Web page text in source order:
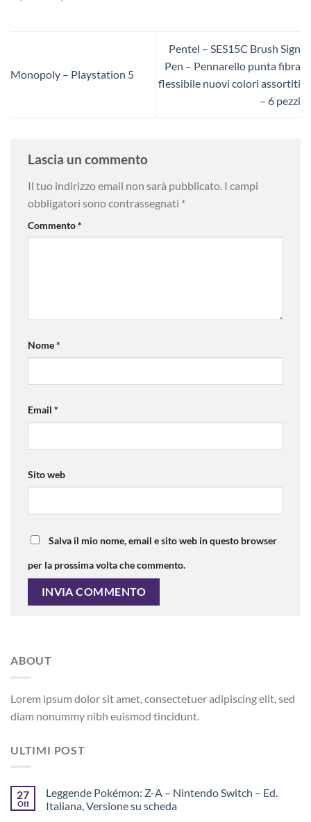
Monopoly – Playstation 5
Pentel – SES15C Brush Sign
Pen – Pennarello punta fibra
flessibile nuovi colori assortiti
– 6 pezzi
Lascia un commento
Il tuo indirizzo email non sarà pubblicato. I campi
obbligatori sono contrassegnati *
Commento*
Nome*
Email *
Sito web
Salva il mio nome, email e sito web in questo browser
per la prossima volta che commento.
ABOUT
Lorem ipsum dolor sit amet, consectetuer adipiscing elit, sed
diam nonummy nibh euismod tincidunt.
ULTIMI POST
27
Ott
Leggende Pokémon: Z-A – Nintendo Switch – Ed.
Italiana, Versione su scheda